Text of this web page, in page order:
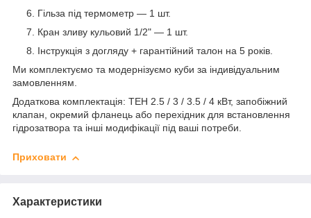
Гільза під термометр — 1 шт.
Кран зливу кульовий 1/2" — 1 шт.
Інструкція з догляду + гарантійний талон на 5 років.
Ми комплектуємо та модернізуємо куби за індивідуальним
замовленням.
Додаткова комплектація: ТЕН 2.5 / 3 / 3.5 / 4 кВт, запобіжний
клапан, окремий фланець або перехідник для встановлення
гідрозатвора та інші модифікації під ваші потреби.
Приховати
Характеристики